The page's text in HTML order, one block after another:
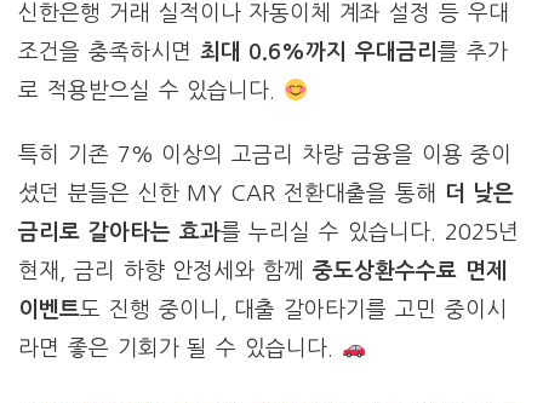
신한은행 거래 실적이나 자동이체 계좌 설정 등 우대
조건을 충족하시면 최대 0.6%까지 우대금리를 추가
로 적용받으실 수 있습니다.
특히 기존 7% 이상의 고금리 차량 금융을 이용 중이
셨던 분들은 신한 MY CAR 전환대출을 통해
더 낮은
금리로 갈아타는 효과를 누리실 수 있습니다. 2025년
현재, 금리 하향 안정세와 함께중도상환수수료 면제
이벤트도 진행 중이니, 대출 갈아타기를 고민 중이시
라면 좋은 기회가 될 수 있습니다.